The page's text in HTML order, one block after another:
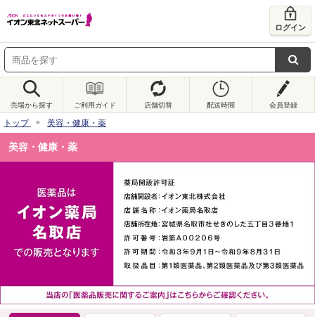
ログイン
売場から探す ご利用ガイド 店舗切替 配送時間 会員登録
トップ 美容・健康・薬
美容・健康・薬